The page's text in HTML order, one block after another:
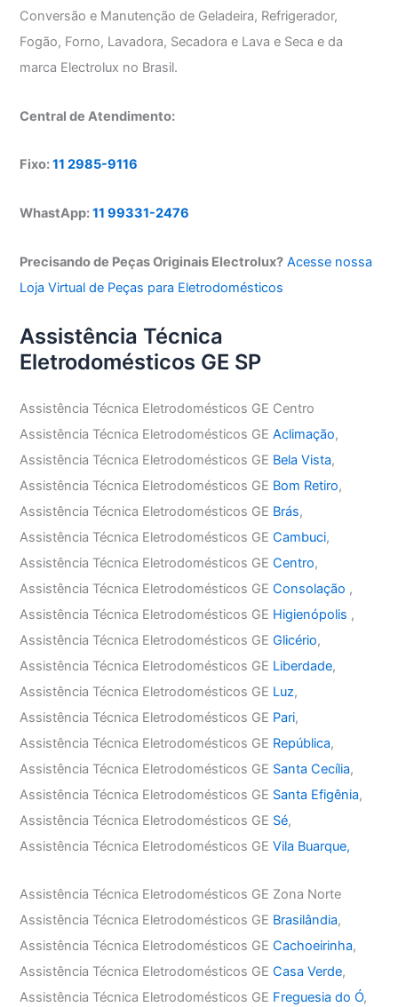
Conversão e Manutenção de Geladeira, Refrigerador,
Fogão, Forno, Lavadora, Secadora e Lava e Seca e da
marca Electrolux no Brasil.
Central de Atendimento:
Fixo:11 2985-9116
WhastApp:11 99331-2476
Precisando de Peças Originais Electrolux? Acesse nossa
Loja Virtual de Peças para Eletrodomésticos
Assistência Técnica
Eletrodomésticos GE SP
Assistência Técnica Eletrodomésticos GE Centro
Assistência Técnica Eletrodomésticos GEAclimação,
Assistência Técnica Eletrodomésticos GE Bela Vista,
Assistência Técnica Eletrodomésticos GE Bom Retiro,
Assistência Técnica Eletrodomésticos GE Brás,
Assistência Técnica Eletrodomésticos GECambuci,
Assistência Técnica Eletrodomésticos GECentro,
Assistência Técnica Eletrodomésticos GEConsolação ,
Assistência Técnica Eletrodomésticos GE Higienópolis ,
Assistência Técnica Eletrodomésticos GEGlicério,
Assistência Técnica Eletrodomésticos GE Liberdade,
Assistência Técnica Eletrodomésticos GE Luz,
Assistência Técnica Eletrodomésticos GE Pari,
Assistência Técnica Eletrodomésticos GE República,
Assistência Técnica Eletrodomésticos GE Santa Cecília,
Assistência Técnica Eletrodomésticos GE Santa Efigênia,
Assistência Técnica Eletrodomésticos GE Sé,
Assistência Técnica Eletrodomésticos GEVila Buarque,
Assistência Técnica Eletrodomésticos GE Zona Norte
Assistência Técnica Eletrodomésticos GE Brasilândia,
Assistência Técnica Eletrodomésticos GECachoeirinha,
Assistência Técnica Eletrodomésticos GECasa Verde,
Assistência Técnica Eletrodomésticos GE Freguesia do Ó,